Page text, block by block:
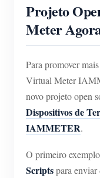
Projeto
Meter
Para promover
Virtual Meter
novo projeto open
Dispositivos de
IAMMETER.
O primeiro
Scriptspara enviar